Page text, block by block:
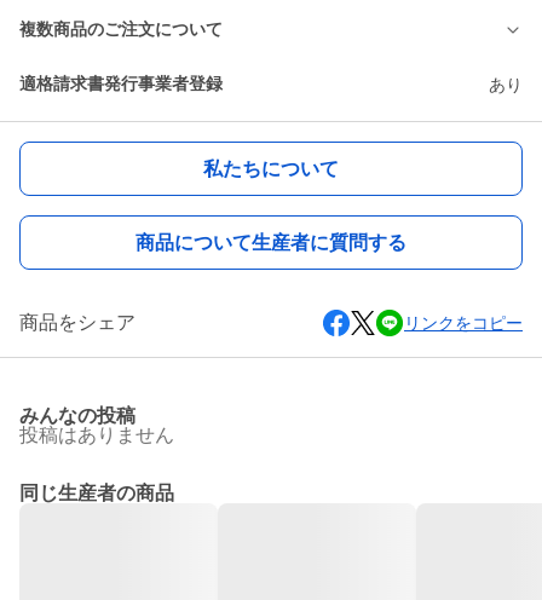
複数商品のご注文について
適格請求書発行事業者登録 あり
私たちについて
商品について生産者に質問する
商品をシェア リンクをコピー
みんなの投稿
投稿はありません
同じ生産者の商品